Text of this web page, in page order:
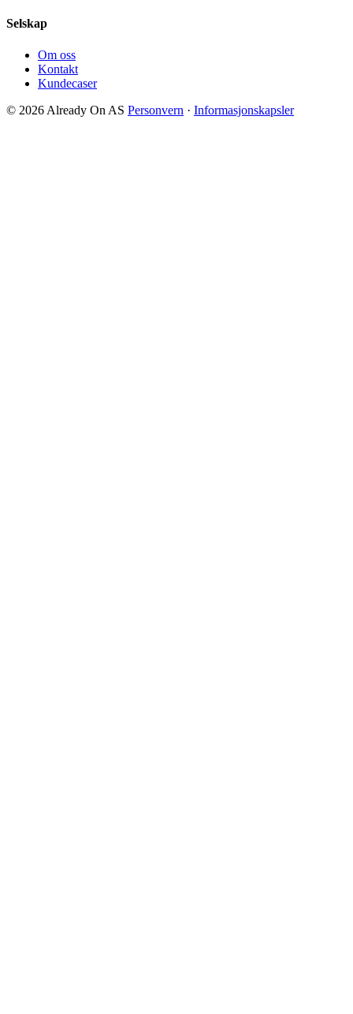
Selskap
Om oss
Kontakt
Kundecaser
© 2026 Already On AS Personvern · Informasjonskapsler